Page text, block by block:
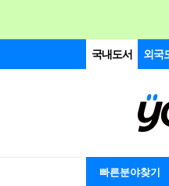
국내도서 외국
빠른분야찾기